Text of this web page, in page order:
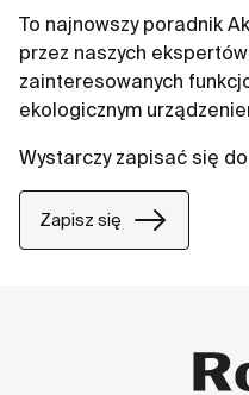
To najnowszy poradnik
przez naszych
zainteresowanych
ekologicznym
Wystarczy zapisać się
Zapisz się